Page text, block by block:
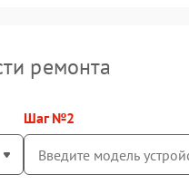
ремонта
Шаг №2